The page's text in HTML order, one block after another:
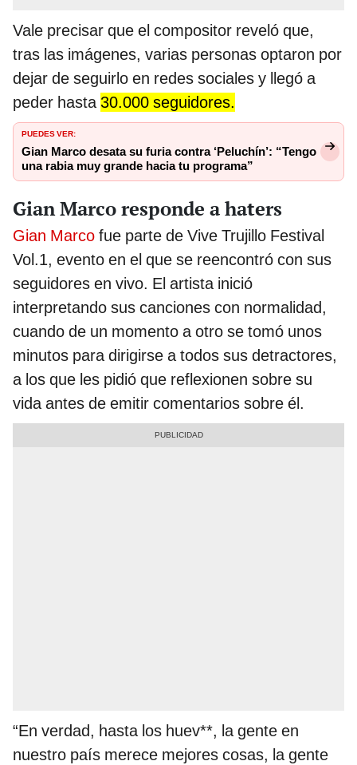
Vale precisar que el compositor reveló que,
tras las imágenes, varias personas optaron por
dejar de seguirlo en redes sociales y llegó a
peder hasta30.000 seguidores.
PUEDES VER:
Gian Marco desata su furia contra ‘Peluchín’: “Tengo
una rabia muy grande hacia tu programa”
Gian Marco responde a haters
Gian Marco fue parte de Vive Trujillo Festival
Vol.1, evento en el que se reencontró con sus
seguidores en vivo. El artista inició
interpretando sus canciones con normalidad,
cuando de un momento a otro se tomó unos
minutos para dirigirse a todos sus detractores,
a los que les pidió que reflexionen sobre su
vida antes de emitir comentarios sobre él.
“En verdad, hasta los huev**, la gente en
nuestro país merece mejores cosas, la gente